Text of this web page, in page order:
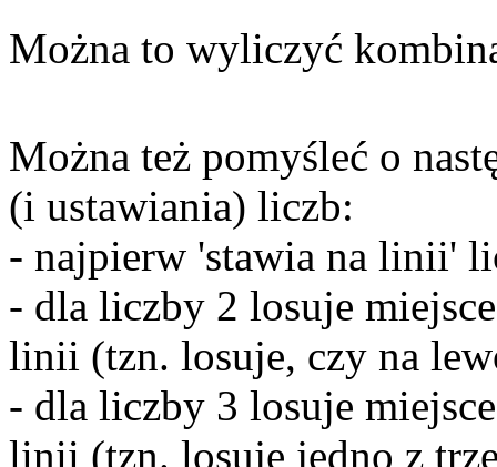
Można to wyliczyć
Można też pomyśleć o
(i ustawiania) liczb:
- najpierw 'stawia na linii'
- dla liczby 2 losuje
linii (tzn. losuje, czy na
- dla liczby 3 losuje
linii (tzn. losuje jedno z